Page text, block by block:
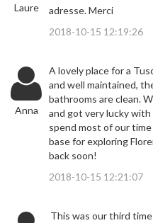
Laure
adresse. Merci
2018-10-15 12:19:26
Anna
A lovely place for a
and well maintained,
bathrooms are clean.
and got very lucky
spend most of our
base for exploring
back soon!
2018-10-15 12:21:07
This was our third